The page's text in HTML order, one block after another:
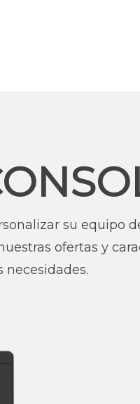
su equipo
ofertas y
necesidades.